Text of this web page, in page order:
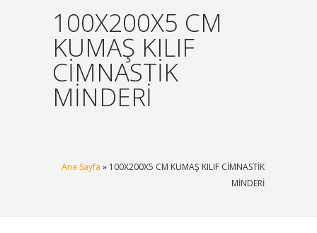
100X200X5 CM
KUMAŞ KILIF
CİMNASTİK
MİNDERİ
Ana Sayfa » 100X200X5 CM KUMAŞ KILIF CİMNASTİK
MİNDERİ